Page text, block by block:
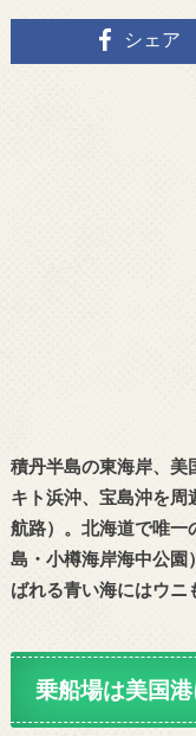
シェア
積丹半島の東海岸、美
キト浜沖、宝島沖を周
航路）。北海道で唯一
島・小樽海岸海中公園
ばれる青い海にはウニ
乗船場は美国